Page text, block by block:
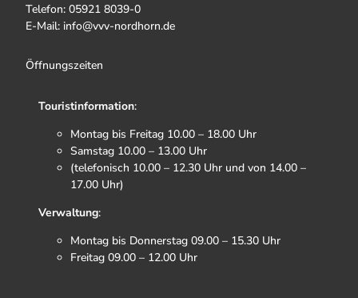
Telefon: 05921 8039-0
E-Mail: info@vvv-nordhorn.de
Öffnungszeiten
Touristinformation:
Montag bis Freitag 10.00 – 18.00 Uhr
Samstag 10.00 – 13.00 Uhr
(telefonisch 10.00 – 12.30 Uhr und von 14.00 –
17.00 Uhr)
Verwaltung:
Montag bis Donnerstag 09.00 – 15.30 Uhr
Freitag 09.00 – 12.00 Uhr